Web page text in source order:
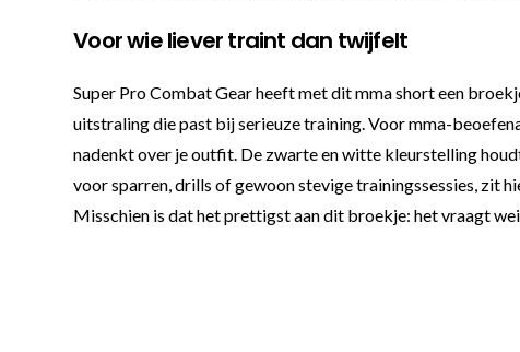
Voor wie liever traint dan twijfelt
Super Pro Combat Gear heeft met dit mma short een
uitstraling die past bij serieuze training. Voor mma-
nadenkt over je outfit. De zwarte en witte kleurstelling
voor sparren, drills of gewoon stevige trainingssessies, zit
Misschien is dat het prettigst aan dit broekje: het vraagt